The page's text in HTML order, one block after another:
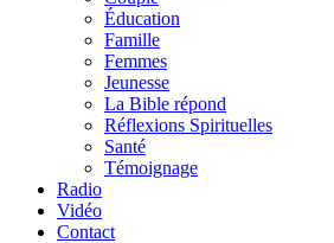
Éducation
Famille
Femmes
Jeunesse
La Bible répond
Réflexions Spirituelles
Santé
Témoignage
Radio
Vidéo
Contact